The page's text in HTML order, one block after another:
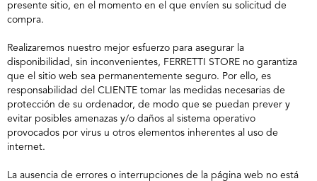
presente sitio, en el momento en el que envíen su solicitud de
compra.
Realizaremos nuestro mejor esfuerzo para asegurar la
disponibilidad, sin inconvenientes, FERRETTI STORE no garantiza
que el sitio web sea permanentemente seguro. Por ello, es
responsabilidad del CLIENTE tomar las medidas necesarias de
protección de su ordenador, de modo que se puedan prever y
evitar posibles amenazas y/o daños al sistema operativo
provocados por virus u otros elementos inherentes al uso de
internet.
La ausencia de errores o interrupciones de la página web no está